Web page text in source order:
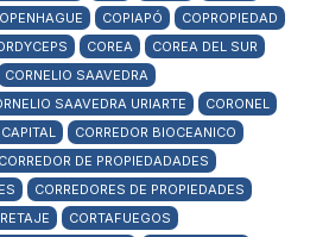
COPIAPÓ
COPROPIEDAD
COREA
COREA DEL SUR
CORNELIO SAAVEDRA
SAAVEDRA URIARTE
CORONEL
CORREDOR BIOCEANICO
CORREDOR DE PROPIEDADADES
CORREDORES DE PROPIEDADES
CORTAFUEGOS